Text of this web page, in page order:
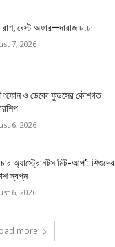
রাশ, বেস্ট অফার—দারাজ ৮.৮
7, 2026
ও ডেকো ফুডসের কৌশগত
6, 2026
অ্যাস্ট্রোনটস মিট-আপ’: শিশুদের
স্বপ্ন
6, 2026
more